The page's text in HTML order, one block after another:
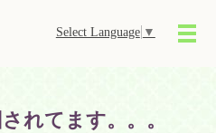
Select Language ▼
メ
れてます。。。